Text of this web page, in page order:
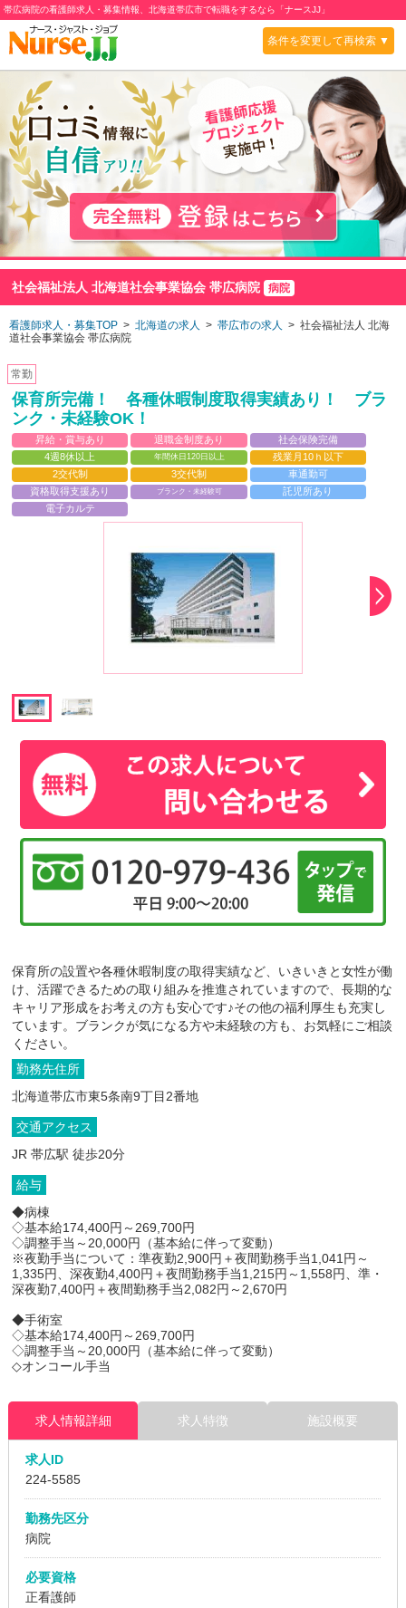
帯広病院の看護師求人・募集情報、北海道帯広市で転職をするなら「ナースJJ」
条件を変更して再検索 ▼
社会福祉法人 北海道社会事業協会 帯広病院 病院
看護師求人・募集TOP > 北海道の求人 > 帯広市の求人 > 社会福祉法人 北海
道社会事業協会 帯広病院
常勤
保育所完備！ 各種休暇制度取得実績あり！ ブラ
ンク・未経験OK！
昇給・賞与あり 退職金制度あり
社会保険完備
4週8休以上
年間休日120日以上
残業月10ｈ以下
2交代制
3交代制
車通勤可
資格取得支援あり
ブランク・未経験可
託児所あり
電子カルテ
保育所の設置や各種休暇制度の取得実績など、いきいきと女性が働
け、活躍できるための取り組みを推進されていますので、長期的な
キャリア形成をお考えの方も安心です♪その他の福利厚生も充実し
ています。ブランクが気になる方や未経験の方も、お気軽にご相談
ください。
勤務先住所
北海道帯広市東5条南9丁目2番地
交通アクセス
JR 帯広駅 徒歩20分
給与
◆病棟
◇基本給174,400円～269,700円
◇調整手当～20,000円（基本給に伴って変動）
※夜勤手当について：準夜勤2,900円＋夜間勤務手当1,041円～
1,335円、深夜勤4,400円＋夜間勤務手当1,215円～1,558円、準・
深夜勤7,400円＋夜間勤務手当2,082円～2,670円
◆手術室
◇基本給174,400円～269,700円
◇調整手当～20,000円（基本給に伴って変動）
◇オンコール手当
求人情報詳細 求人特徴 施設概要
求人ID
224-5585
勤務先区分
病院
必要資格
正看護師